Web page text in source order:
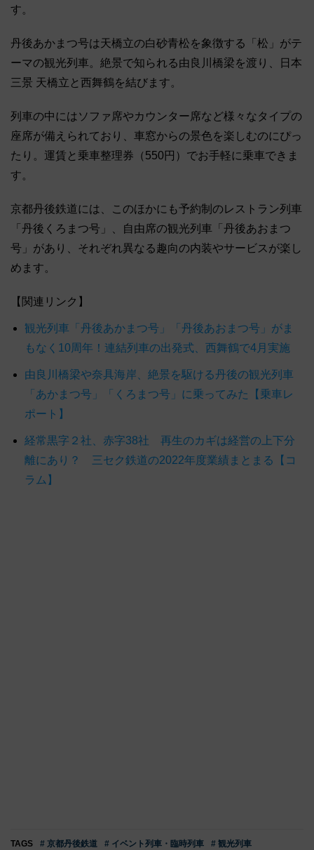
す。
丹後あかまつ号は天橋立の白砂青松を象徴する「松」がテ
ーマの観光列車。絶景で知られる由良川橋梁を渡り、日本
三景 天橋立と西舞鶴を結びます。
列車の中にはソファ席やカウンター席など様々なタイプの
座席が備えられており、車窓からの景色を楽しむのにぴっ
たり。運賃と乗車整理券（550円）でお手軽に乗車できま
す。
京都丹後鉄道には、このほかにも予約制のレストラン列車
「丹後くろまつ号」、自由席の観光列車「丹後あおまつ
号」があり、それぞれ異なる趣向の内装やサービスが楽し
めます。
【関連リンク】
観光列車「丹後あかまつ号」「丹後あおまつ号」がま
もなく10周年！連結列車の出発式、西舞鶴で4月実施
由良川橋梁や奈具海岸、絶景を駆ける丹後の観光列車
「あかまつ号」「くろまつ号」に乗ってみた【乗車レ
ポート】
経常黒字２社、赤字38社 再生のカギは経営の上下分
離にあり？ 三セク鉄道の2022年度業績まとまる【コ
ラム】
TAGS # 京都丹後鉄道 # イベント列車・臨時列車
# 観光列車